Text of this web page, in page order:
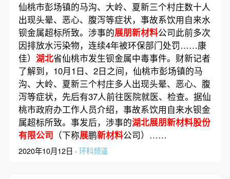
仙桃市彭场镇的马沟、大岭、夏新三个村庄数十人
出现头晕、恶心、腹泻等症状，事故系饮用自来水
钡金属超标所致。涉事的展朋新材料公司此前多次
因排放水污染物，连续4年被环保部门处罚……康
佳） 湖北省仙桃市发生钡金属中毒事件。财新记者
了解到，10月1日、2日之间，仙桃市彭场镇的马
沟、大岭、夏新三个村庄多人出现头晕、恶心、腹
泻等症状，先后有37人前往医院就医、检查。据仙
桃市政府办工作人员介绍，事故系饮用自来水钡金
属超标所致。事发后，涉事的湖北展朋新材料股份
有限公司 （下称展鹏新材料公司）……
2020年10月12日 · 环科频道